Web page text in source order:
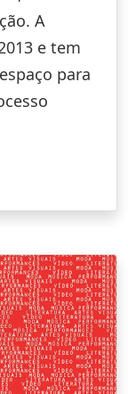
A
e tem
para